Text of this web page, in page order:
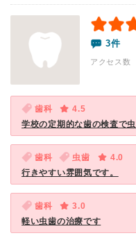
3件
アクセス数
歯科
4.5
学校の定期的な歯の検査で
歯科 虫歯
4.0
行きやすい雰囲気です。
歯科
3.0
軽い虫歯の治療です